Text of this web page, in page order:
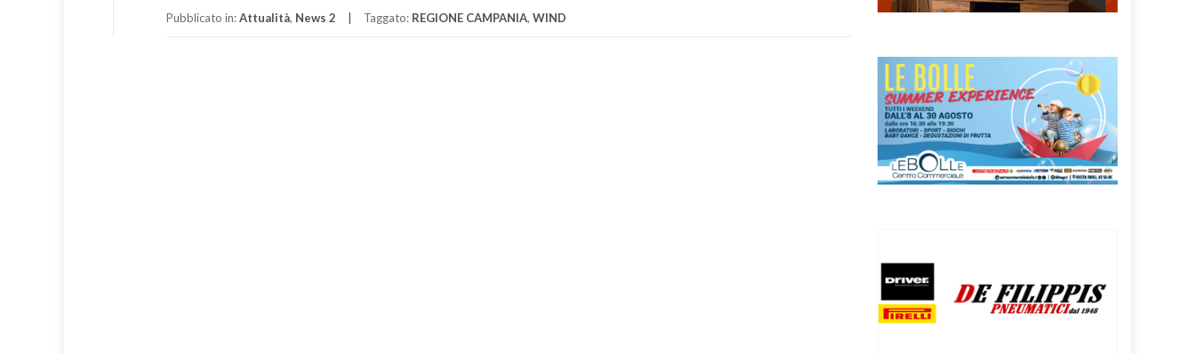
Pubblicato in:Attualità, News 2 Taggato: REGIONE CAMPANIA, WIND